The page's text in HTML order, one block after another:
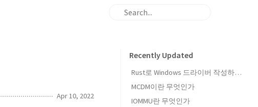
Apr 10, 2022
Recently Updated
Rust로 Windows 드라이버 작성하기 — windows-drivers-rs 개요
MCDM이란 무엇인가
IOMMU란 무엇인가